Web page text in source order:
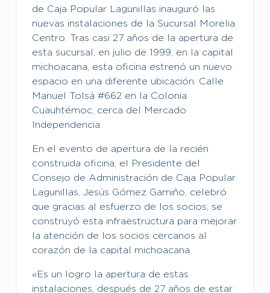
de Caja Popular Lagunillas inauguró las
nuevas instalaciones de la Sucursal Morelia
Centro. Tras casi 27 años de la apertura de
esta sucursal, en julio de 1999, en la capital
michoacana, esta oficina estrenó un nuevo
espacio en una diferente ubicación: Calle
Manuel Tolsá #662 en la Colonia
Cuauhtémoc, cerca del Mercado
Independencia.
En el evento de apertura de la recién
construida oficina, el Presidente del
Consejo de Administración de Caja Popular
Lagunillas, Jesús Gómez Gamiño, celebró
que gracias al esfuerzo de los socios, se
construyó esta infraestructura para mejorar
la atención de los socios cercanos al
corazón de la capital michoacana.
«Es un logro la apertura de estas
instalaciones, después de 27 años de estar